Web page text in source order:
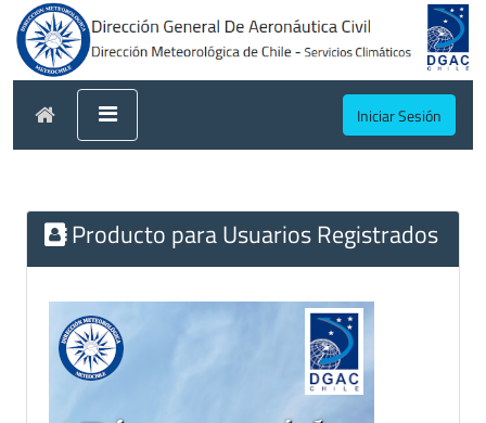
Iniciar Sesión
Producto para Usuarios Registrados